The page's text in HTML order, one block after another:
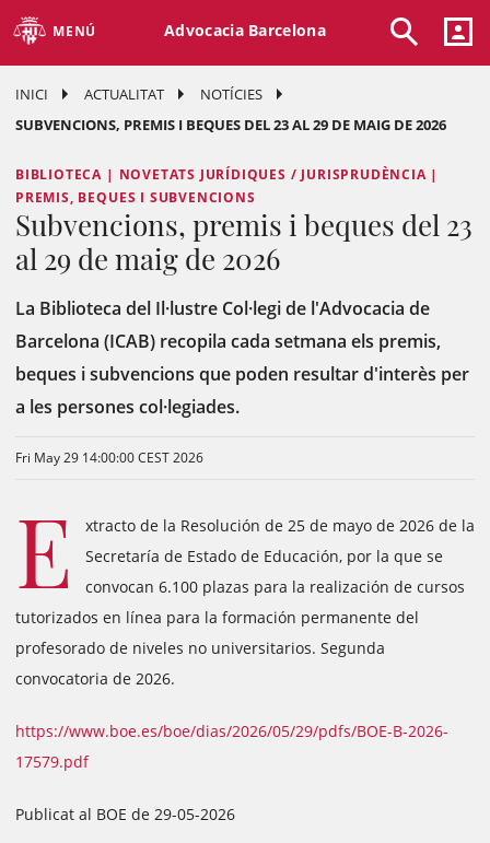
MENÚ Advocacia Barcelona
INICI ACTUALITAT
NOTÍCIES
SUBVENCIONS, PREMIS I BEQUES DEL 23 AL 29 DE MAIG DE 2026
BIBLIOTECA | NOVETATS JURÍDIQUES / JURISPRUDÈNCIA |
PREMIS, BEQUES I SUBVENCIONS
Subvencions, premis i beques del 23
al 29 de maig de 2026
La Biblioteca del Il·lustre Col·legi de l'Advocacia de
Barcelona (ICAB) recopila cada setmana els premis,
beques i subvencions que poden resultar d'interès per
a les persones col·legiades.
Fri May 29 14:00:00 CEST 2026
E
xtracto de la Resolución de 25 de mayo de 2026 de la
Secretaría de Estado de Educación, por la que se
convocan 6.100 plazas para la realización de cursos
tutorizados en línea para la formación permanente del
profesorado de niveles no universitarios. Segunda
convocatoria de 2026.
https://www.boe.es/boe/dias/2026/05/29/pdfs/BOE-B-2026-
17579.pdf
Publicat al BOE de 29-05-2026